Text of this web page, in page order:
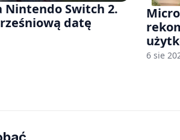
Nintendo Switch 2.
datę
nam
6 sie